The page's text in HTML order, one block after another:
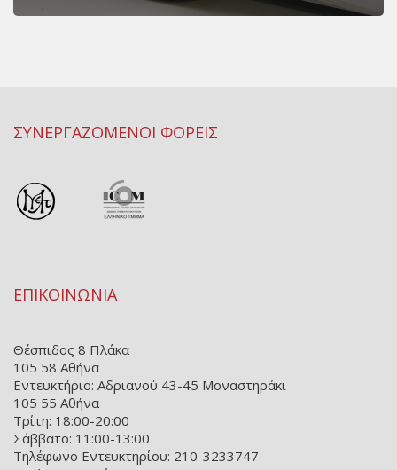
ΣΥΝΕΡΓΑΖΟΜΕΝΟΙ ΦΟΡΕΙΣ
ΕΠΙΚΟΙΝΩΝΙΑ
Θέσπιδος 8 Πλάκα
105 58 Αθήνα
Εντευκτήριο: Αδριανού 43-45 Μοναστηράκι
105 55 Αθήνα
Τρίτη: 18:00-20:00
Σάββατο: 11:00-13:00
Τηλέφωνο Εντευκτηρίου: 210-3233747